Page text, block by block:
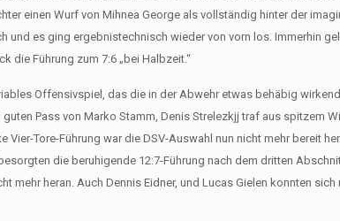
einen Wurf von Mihnea George als vollständig hinter der
es ging ergebnistechnisch wieder von vorn los. Immerhin
die Führung zum 7:6 „bei Halbzeit.“
Offensivspiel, das die in der Abwehr etwas behäbig
Pass von Marko Stamm, Denis Strelezkjj traf aus spitzem
Tore-Führung war die DSV-Auswahl nun nicht mehr bereit
die beruhigende 12:7-Führung nach dem dritten
mehr heran. Auch Dennis Eidner, und Lucas Gielen konnten sich